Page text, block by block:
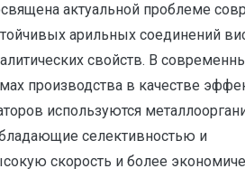
актуальной проблеме
арильных соединений
свойств. В
производства в качестве
используются
селективностью и
скорость и более